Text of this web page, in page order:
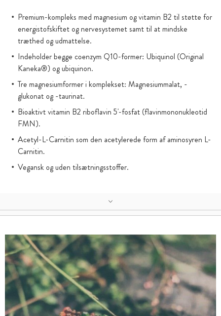
Premium-kompleks med magnesium og vitamin B2 til støtte for
energistofskiftet og nervesystemet samt til at mindske
træthed og udmattelse.
Indeholder begge coenzym Q10-former: Ubiquinol (Original
Kaneka®) og ubiquinon.
Tre magnesiumformer i komplekset: Magnesiummalat, -
glukonat og -taurinat.
Bioaktivt vitamin B2 riboflavin 5'-fosfat (flavinmononukleotid
FMN).
Acetyl-L-Carnitin som den acetylerede form af aminosyren L-
Carnitin.
Vegansk og uden tilsætningsstoffer.